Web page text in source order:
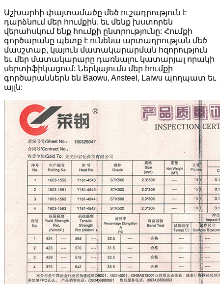
Աշխարհի փայտամածը մեծ ուշադրություն է
դարձնում մեր հումքին, եւ մենք խստորեն
վերահսկում ենք հումքի ընտրությունը: Հումքի
գործարանը պետք է ունենա արտադրության մեծ
մասշտաբ, կայուն մատակարարման հզորություն
եւ մեր մատակարարը դառնալու կատարյալ որակի
սերտիֆիկացում: Ներկայումս մեր հումքի
գործարաններն են Baowu, Ansteel, Laiwu պողպատ եւ
այլն: